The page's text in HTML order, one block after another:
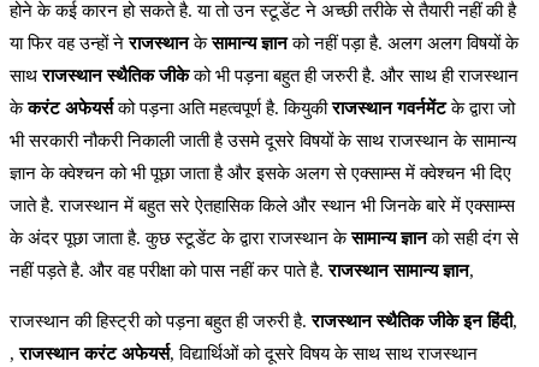
होने के कई कारन हो सकते है. या तो उन स्टूडेंट ने अच्छी तरीके से तैयारी नहीं की है
या फिर वह उन्हों नेराजस्थानकेसामान्य ज्ञानको नहीं पड़ा है. अलग अलग विषयों के
साथराजस्थान स्थैतिक जीकेको भी पड़ना बहुत ही जरुरी है. और साथ ही राजस्थान
केकरंट अफेयर्सको पड़ना अति महत्वपूर्ण है. कियुकीराजस्थान गवर्नमेंटके द्वारा जो
भी सरकारी नौकरी निकाली जाती है उसमे दूसरे विषयों के साथ राजस्थान के सामान्य
ज्ञान के क्वेश्चन को भी पूछा जाता है और इसके अलग से एक्साम्स में क्वेश्चन भी दिए
जाते है. राजस्थान में बहुत सरे ऐतहासिक किले और स्थान भी जिनके बारे में एक्साम्स
के अंदर पूछा जाता है. कुछ स्टूडेंट के द्वारा राजस्थान केसामान्य ज्ञानको सही दंग से
नहीं पड़ते है. और वह परीक्षा को पास नहीं कर पाते है.राजस्थान सामान्य ज्ञान,
राजस्थान की हिस्ट्री को पड़ना बहुत ही जरुरी है.राजस्थान स्थैतिक जीके इन हिंदी,
,राजस्थान करंट अफेयर्स, विद्यार्थिओं को दूसरे विषय के साथ साथ राजस्थान